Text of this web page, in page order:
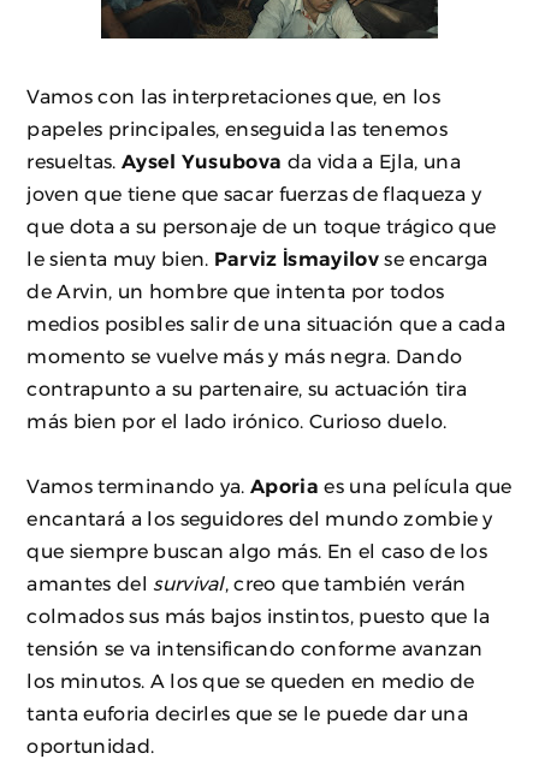
Vamos con las interpretaciones que, en los
papeles principales, enseguida las tenemos
resueltas. Aysel Yusubova da vida a Ejla, una
joven que tiene que sacar fuerzas de flaqueza y
que dota a su personaje de un toque trágico que
le sienta muy bien. Parviz İsmayilovse encarga
de Arvin, un hombre que intenta por todos
medios posibles salir de una situación que a cada
momento se vuelve más y más negra. Dando
contrapunto a su partenaire, su actuación tira
más bien por el lado irónico. Curioso duelo.
Vamos terminando ya. Aporia es una película que
encantará a los seguidores del mundo zombie y
que siempre buscan algo más. En el caso de los
amantes del survival, creo que también verán
colmados sus más bajos instintos, puesto que la
tensión se va intensificando conforme avanzan
los minutos. A los que se queden en medio de
tanta euforia decirles que se le puede dar una
oportunidad.